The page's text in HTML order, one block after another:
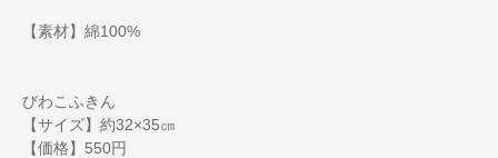
【素材】綿100%
びわこふきん
【サイズ】約32×35㎝
【価格】550円